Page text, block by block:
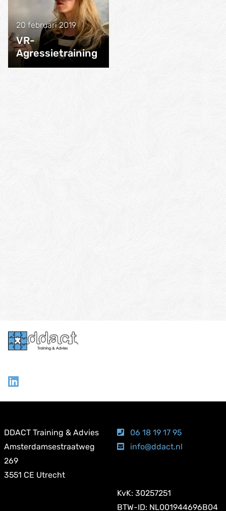
20 februari 2019
VR-
Agressietraining
DDACT Training & Advies
Amsterdamsestraatweg
269
3551 CE Utrecht
06 18 19 17 95
info@ddact.nl
KvK: 30257251
BTW-ID: NL001944696B04